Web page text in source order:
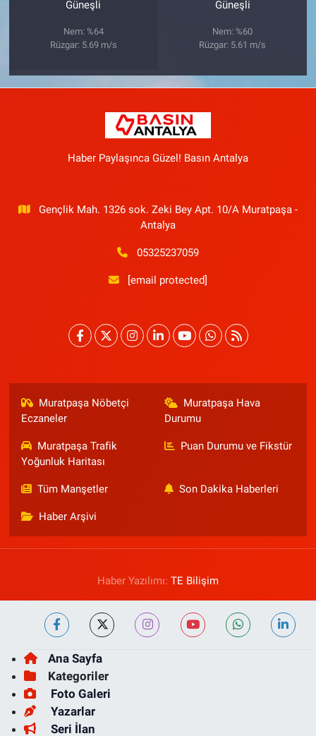
Güneşli
Nem: %64
Rüzgar: 5.69 m/s
Güneşli
Nem: %60
Rüzgar: 5.61 m/s
Haber Paylaşınca Güzel! Basın Antalya
Gençlik Mah. 1326 sok. Zeki Bey Apt. 10/A Muratpaşa -
Antalya
05325237059
[email protected]
Muratpaşa Nöbetçi
Eczaneler
Muratpaşa Hava
Durumu
Muratpaşa Trafik
Yoğunluk Haritası
Puan Durumu ve Fikstür
Tüm Manşetler Son Dakika Haberleri
Haber Arşivi
Haber Yazılımı: TE Bilişim
Ana Sayfa
Kategoriler
Foto Galeri
Yazarlar
Seri İlan